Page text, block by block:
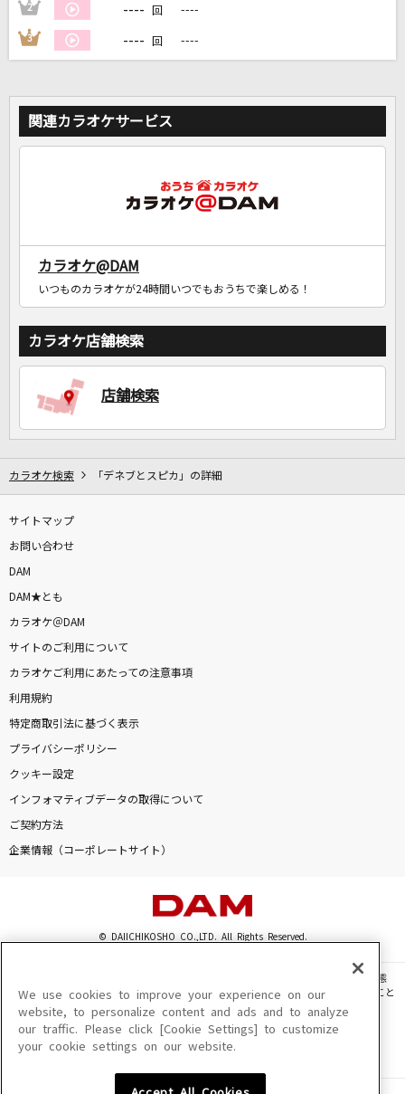
自宅でカラオケ歌い放題！
家族や友達と一緒に！練習にも！
2 ---- 回 ----
3 ---- 回 ----
関連カラオケサービス
カラオケ@DAM
いつものカラオケが24時間いつでもおうちで楽しめる！
カラオケ店舗検索
店舗検索
カラオケ検索 「デネブとスピカ」の詳細
サイトマップ
お問い合わせ
DAM
DAM★とも
カラオケ＠DAM
サイトのご利用について
カラオケご利用にあたっての注意事項
利用規約
特定商取引法に基づく表示
プライバシーポリシー
クッキー設定
インフォマティブデータの取得について
ご契約方法
企業情報（コーポレートサイト）
© DAIICHIKOSHO CO.,LTD. All Rights Reserved.
このサイトに掲載されている一切の文章・画像・写真・動画・音声等を、手段や形態
を問わず、著作権法の定める範囲を超えて無断で複製、転載、ファイル化などすること
を禁じます。
楽曲及びコンテンツは、機種によりご利用いただけない場合があります。
楽曲及びコンテンツの配信日、配信内容が変更になる場合があります。
We use cookies to improve your experience on our
website, to personalize content and ads and to analyze
our traffic. Please click [Cookie Settings] to customize
your cookie settings on our website.